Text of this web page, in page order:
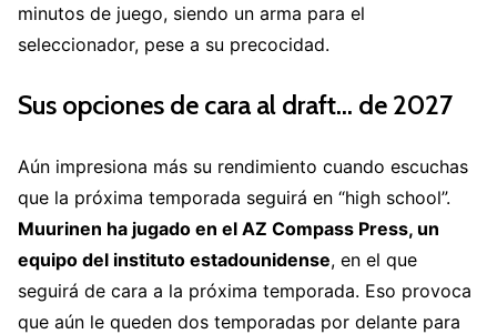
minutos de juego, siendo un arma para el
seleccionador, pese a su precocidad.
Sus opciones de cara al draft… de 2027
Aún impresiona más su rendimiento cuando escuchas
que la próxima temporada seguirá en “high school”.
Muurinen ha jugado en el AZ Compass Press, un
equipo del instituto estadounidense, en el que
seguirá de cara a la próxima temporada. Eso provoca
que aún le queden dos temporadas por delante para